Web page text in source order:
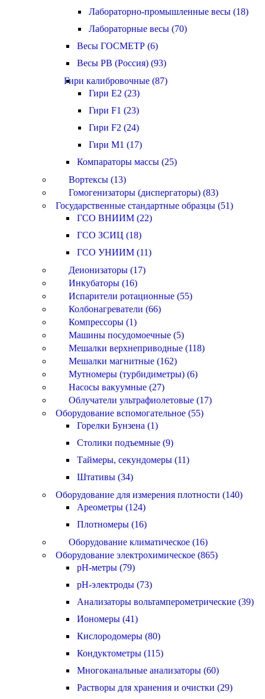
Лабораторно-промышленные весы (18)
Лабораторные весы (70)
Весы ГОСМЕТР (6)
Весы РВ (Россия) (93)
Гири калибровочные (87)
Гири E2 (23)
Гири F1 (23)
Гири F2 (24)
Гири M1 (17)
Компараторы массы (25)
Вортексы (13)
Гомогенизаторы (диспергаторы) (83)
Государственные стандартные образцы (51)
ГСО ВНИИМ (22)
ГСО ЗСИЦ (18)
ГСО УНИИМ (11)
Деионизаторы (17)
Инкубаторы (16)
Испарители ротационные (55)
Колбонагреватели (66)
Компрессоры (1)
Машины посудомоечные (5)
Мешалки верхнеприводные (118)
Мешалки магнитные (162)
Мутномеры (турбидиметры) (6)
Насосы вакуумные (27)
Облучатели ультрафиолетовые (17)
Оборудование вспомогательное (55)
Горелки Бунзена (1)
Столики подъемные (9)
Таймеры, секундомеры (11)
Штативы (34)
Оборудование для измерения плотности (140)
Ареометры (124)
Плотномеры (16)
Оборудование климатическое (16)
Оборудование электрохимическое (865)
pH-метры (79)
pH-электроды (73)
Анализаторы вольтамперометрические (39)
Иономеры (41)
Кислородомеры (80)
Кондуктометры (115)
Многоканальные анализаторы (60)
Растворы для хранения и очистки (29)